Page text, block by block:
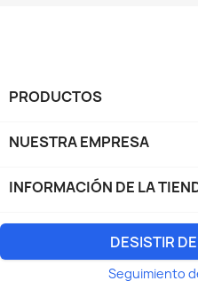
PRODUCTOS
NUESTRA EMPRESA
INFORMACIÓN DE LA
DESISTIR
Seguimiento